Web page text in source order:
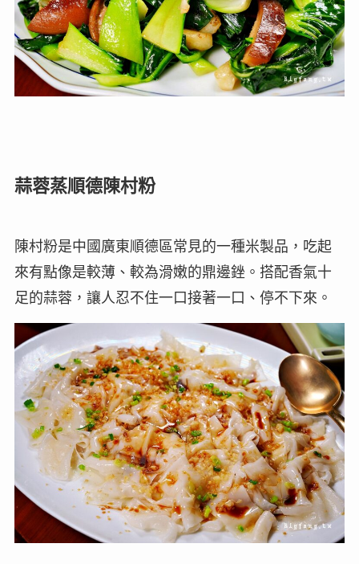
蒜蓉蒸順德陳村粉
陳村粉是中國廣東順德區常見的一種米製品，吃起
來有點像是較薄、較為滑嫩的鼎邊銼。搭配香氣十
足的蒜蓉，讓人忍不住一口接著一口、停不下來。